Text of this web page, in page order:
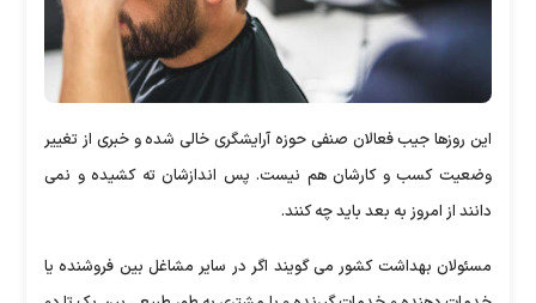
این روزها جیب فعالان صنفی حوزه آرایشگری خالی شده و خبری از تغییر
وضعیت کسب و کارشان هم نیست. پس اندازشان ته کشیده و نمی
دانند از امروز به بعد باید چه کنند.
مسئولان بهداشت کشور می گویند اگر در سایر مشاغل بین فروشنده یا